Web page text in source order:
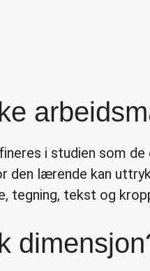
i studien som de
den lærende kan
tegning, tekst og